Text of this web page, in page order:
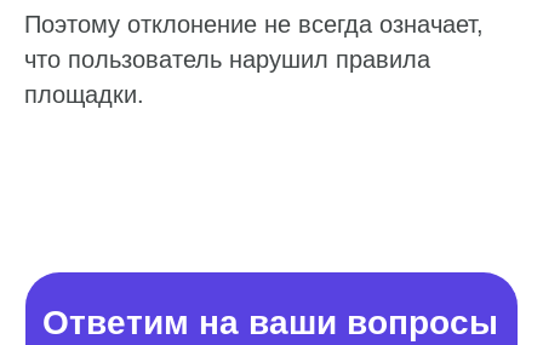
Поэтому отклонение не всегда означает,
что пользователь нарушил правила
площадки.